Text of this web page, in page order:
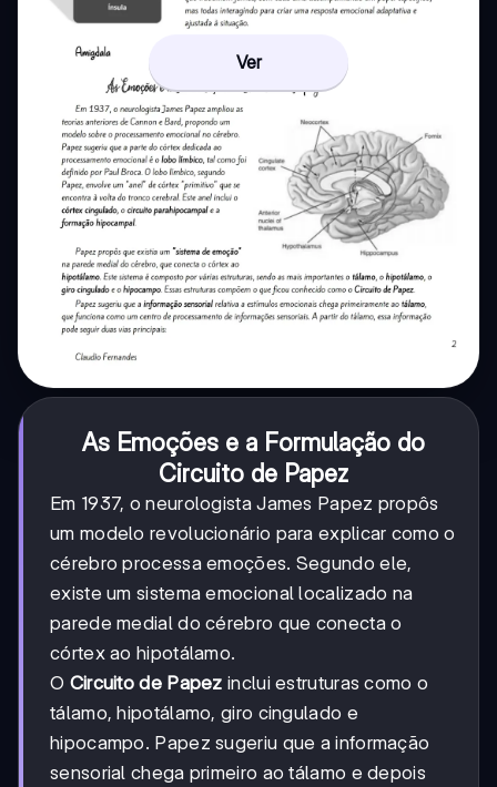
Ver
As Emoções e a Formulação do
Circuito de Papez
Em 1937, o neurologista James Papez propôs
um modelo revolucionário para explicar como o
cérebro processa emoções. Segundo ele,
existe um sistema emocional localizado na
parede medial do cérebro que conecta o
córtex ao hipotálamo.
O Circuito de Papez inclui estruturas como o
tálamo, hipotálamo, giro cingulado e
hipocampo. Papez sugeriu que a informação
sensorial chega primeiro ao tálamo e depois